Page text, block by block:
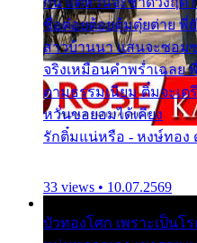
ชื่อต๋อยต้อยตุ้มตุ๋ยต่าย พี่ยั
สาวบ้านนา แสนจะซอม
จริงเหมือนคำพร่ำเฉลย
ตามธรรมเนียม ติ๋มจะเ
หวั่นขอยอมได้เคียง
รักติ๋มแน่หรือ - หงษ์ทอง
33 views • 10.07.2569
บัวทองโศก เพราะเป็น